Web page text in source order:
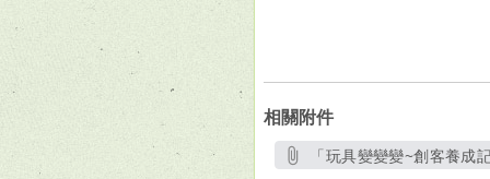
相關附件
「玩具變變變~創客養成